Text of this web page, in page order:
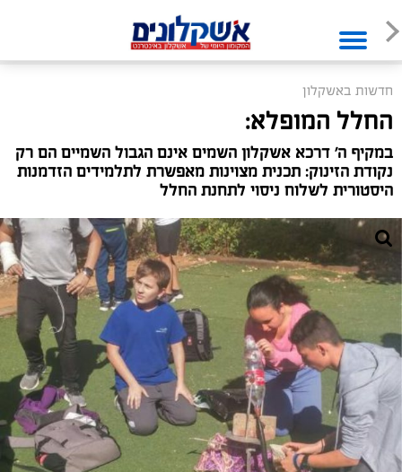
חדשות באשקלון
החלל המופלא:
במקיף ה' דרכא אשקלון השמים אינם הגבול השמיים הם רק
נקודת הזינוק: תכנית מצוינות מאפשרת לתלמידים הזדמנות
היסטורית לשלוח ניסוי לתחנת החלל